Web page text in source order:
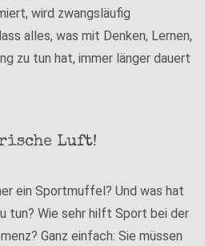
wird zwangsläufig
alles, was mit Denken, Lernen,
zu tun hat, immer länger dauert
Luft!
ein Sportmuffel? Und was hat
tun? Wie sehr hilft Sport bei der
Ganz einfach: Sie müssen